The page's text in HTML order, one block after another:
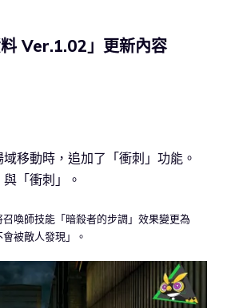
料 Ver.1.02」更新內容
移動時，追加了「衝刺」功能。
「衝刺」。
喚師技能「暗殺者的步調」效果變更為
會被敵人發現」。